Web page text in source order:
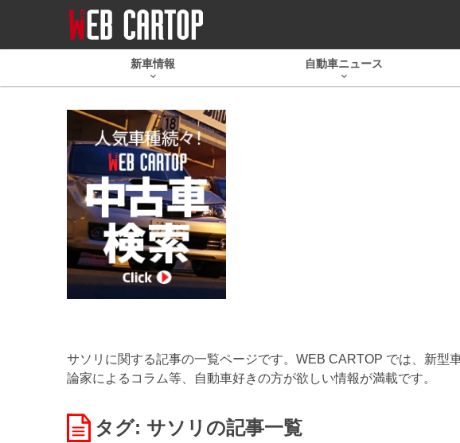
新車情報 自動車ニュース
サソリに関する記事の一覧ページです。WEB CARTOP では、新型
論家によるコラム等、自動車好きの方が欲しい情報が満載です。
タグ: サソリ の記事一覧